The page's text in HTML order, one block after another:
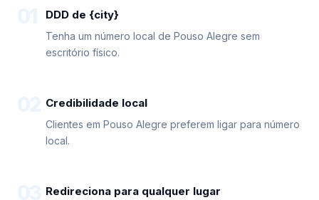
DDD de {city}
Tenha um número local de Pouso Alegre sem
escritório físico.
Credibilidade local
Clientes em Pouso Alegre preferem ligar para número
local.
Redireciona para qualquer lugar